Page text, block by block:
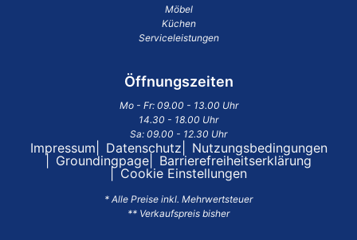
Möbel
Küchen
Serviceleistungen
Öffnungszeiten
Mo - Fr: 09.00 - 13.00 Uhr
14.30 - 18.00 Uhr
Sa: 09.00 - 12.30 Uhr
Impressum Datenschutz
Nutzungsbedingungen
Groundingpage
Barrierefreiheitserklärung
Cookie Einstellungen
* Alle Preise inkl. Mehrwertsteuer
** Verkaufspreis bisher